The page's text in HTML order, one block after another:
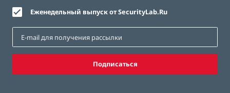
Еженедельный выпуск от SecurityLab.Ru
Подписаться